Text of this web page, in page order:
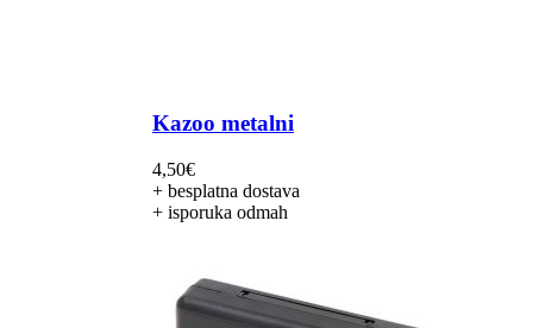
Kazoo metalni
4,50€
+ besplatna dostava
+ isporuka odmah